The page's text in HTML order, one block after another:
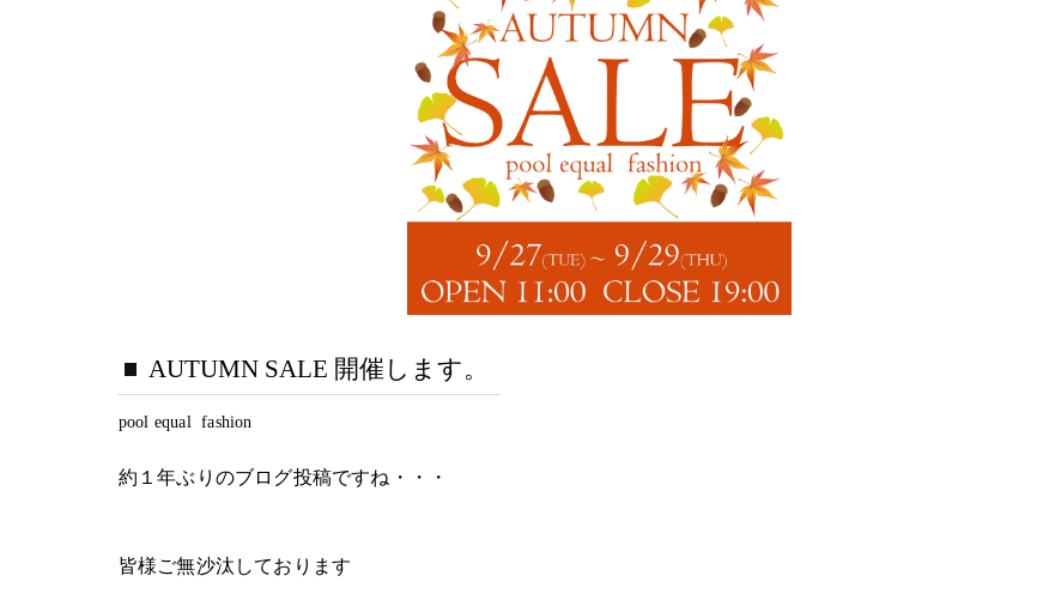
AUTUMN SALE 開催します。
pool equal fashion
約１年ぶりのブログ投稿ですね・・・
皆様ご無沙汰しております